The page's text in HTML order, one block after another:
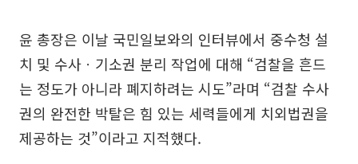
윤 총장은 이날 국민일보와의 인터뷰에서 중수청 설
치 및 수사ㆍ기소권 분리 작업에 대해 “검찰을 흔드
는 정도가 아니라 폐지하려는 시도”라며 “검찰 수사
권의 완전한 박탈은 힘 있는 세력들에게 치외법권을
제공하는 것”이라고 지적했다.